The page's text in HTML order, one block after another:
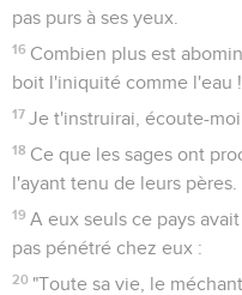
pas purs à ses yeux.
16 Combien plus est
boit l'iniquité comme l'eau !
17 Je t'instruirai, écoute-
18 Ce que les sages ont
l'ayant tenu de leurs pères.
19 A eux seuls ce pays
pas pénétré chez eux :
20 "Toute sa vie, le